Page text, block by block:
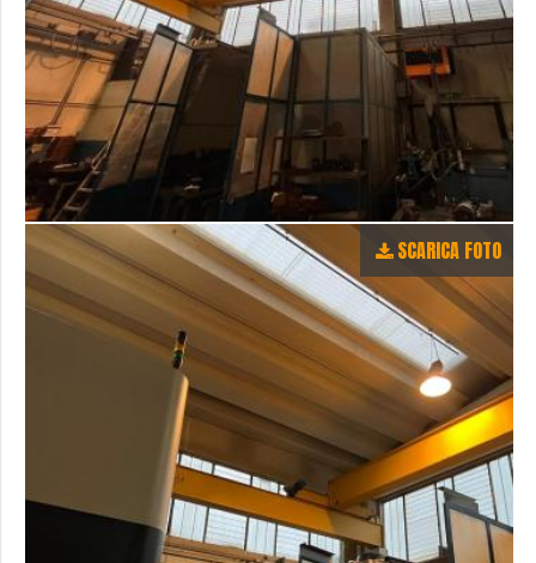
SCARICA FOTO